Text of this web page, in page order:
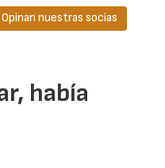
había
Opinan nuestras socias